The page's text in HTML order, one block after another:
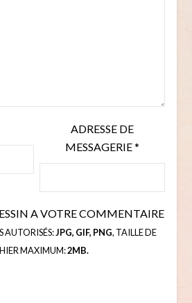
ADRESSE DE
MESSAGERIE*
A VOTRE COMMENTAIRE
AUTORISÉS:JPG, GIF, PNG, TAILLE DE
MAXIMUM:2MB.